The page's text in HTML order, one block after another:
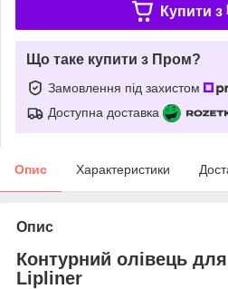
Купити з
Що таке купити з Пром?
Замовлення під захистом
Доступна доставка
Опис Характеристики
Опис
Контурний олівець
Lipliner